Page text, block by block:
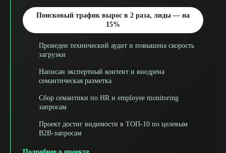
Поисковый трафик вырос в 2 раза, лиды — на
15%
Проведен технический аудит и повышена скорость
загрузки
Написан экспертный контент и внедрена
семантическая разметка
Сбор семантики по HR и employee monitoring
запросам
Проект достиг видимости в ТОП-10 по целевым
B2B-запросам